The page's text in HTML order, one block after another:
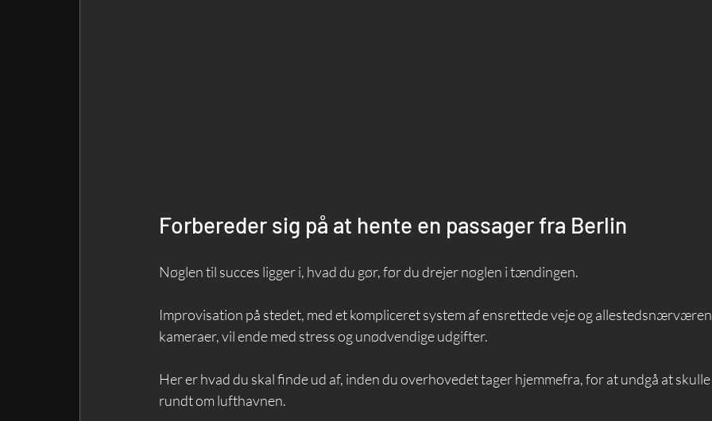
Forbereder sig på at hente en passager fra Berlin
Nøglen til succes ligger i, hvad du gør, før du drejer nøglen i tændingen.
Improvisation på stedet, med et kompliceret system af ensrettede veje og
kameraer, vil ende med stress og unødvendige udgifter.
Her er hvad du skal finde ud af, inden du overhovedet tager hjemmefra, for at undgå at
rundt om lufthavnen.